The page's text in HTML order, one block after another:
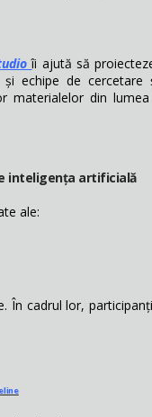
îi ajută să
echipe de
materialelor din
inteligența artificială
ale:
În cadrul lor,